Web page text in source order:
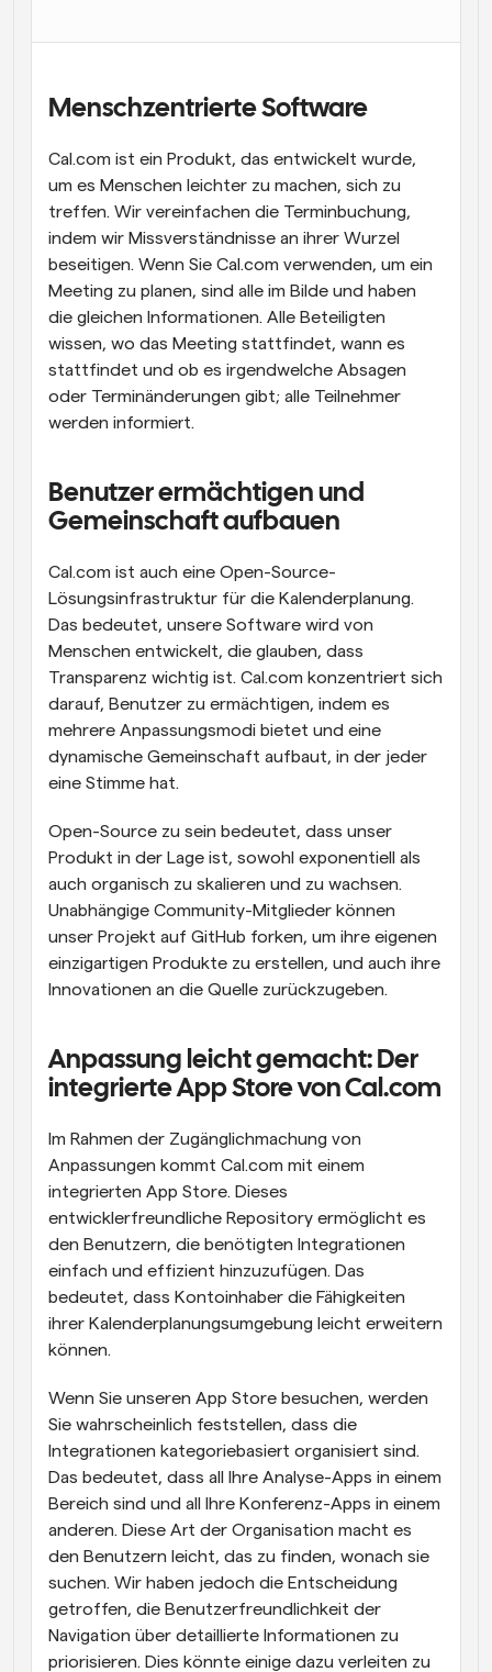
Supercharged Planung mit KI-gestützten Anrufen
Blog
Sofortige Besprechungen
Treffen Sie sich in wenigen Minuten mit Kunden
Dynamische Gruppenlinks
Nahtlos Meetings mit mehreren Personen buchen
Webhooks
Erhalten Sie eine Benachrichtigung, wenn etwas
Menschzentrierte Software
Cal.com ist ein Produkt, das entwickelt wurde,
um es Menschen leichter zu machen, sich zu
treffen. Wir vereinfachen die Terminbuchung,
indem wir Missverständnisse an ihrer Wurzel
beseitigen. Wenn Sie Cal.com verwenden, um ein
Meeting zu planen, sind alle im Bilde und haben
die gleichen Informationen. Alle Beteiligten
wissen, wo das Meeting stattfindet, wann es
stattfindet und ob es irgendwelche Absagen
oder Terminänderungen gibt; alle Teilnehmer
werden informiert.
Benutzer ermächtigen und
Gemeinschaft aufbauen
Cal.com ist auch eine Open-Source-
Lösungsinfrastruktur für die Kalenderplanung.
Das bedeutet, unsere Software wird von
Menschen entwickelt, die glauben, dass
Transparenz wichtig ist. Cal.com konzentriert sich
darauf, Benutzer zu ermächtigen, indem es
mehrere Anpassungsmodi bietet und eine
dynamische Gemeinschaft aufbaut, in der jeder
eine Stimme hat.
Open-Source zu sein bedeutet, dass unser
Produkt in der Lage ist, sowohl exponentiell als
auch organisch zu skalieren und zu wachsen.
Unabhängige Community-Mitglieder können
unser Projekt auf GitHub forken, um ihre eigenen
einzigartigen Produkte zu erstellen, und auch ihre
Innovationen an die Quelle zurückzugeben.
Anpassung leicht gemacht: Der
integrierte App Store von Cal.com
Im Rahmen der Zugänglichmachung von
Anpassungen kommt Cal.com mit einem
integrierten App Store. Dieses
entwicklerfreundliche Repository ermöglicht es
den Benutzern, die benötigten Integrationen
einfach und effizient hinzuzufügen. Das
bedeutet, dass Kontoinhaber die Fähigkeiten
ihrer Kalenderplanungsumgebung leicht erweitern
können.
Wenn Sie unseren App Store besuchen, werden
Sie wahrscheinlich feststellen, dass die
Integrationen kategoriebasiert organisiert sind.
Das bedeutet, dass all Ihre Analyse-Apps in einem
Bereich sind und all Ihre Konferenz-Apps in einem
anderen. Diese Art der Organisation macht es
den Benutzern leicht, das zu finden, wonach sie
suchen. Wir haben jedoch die Entscheidung
getroffen, die Benutzerfreundlichkeit der
Navigation über detaillierte Informationen zu
priorisieren. Dies könnte einige dazu verleiten zu